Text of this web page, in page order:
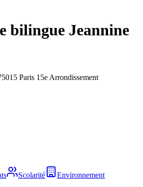
bilingue Jeannine
Paris 15e Arrondissement
Scolarité Environnement